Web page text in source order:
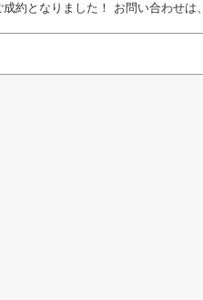
約となりました！ お問い合わせは